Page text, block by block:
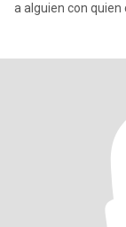
a alguien con